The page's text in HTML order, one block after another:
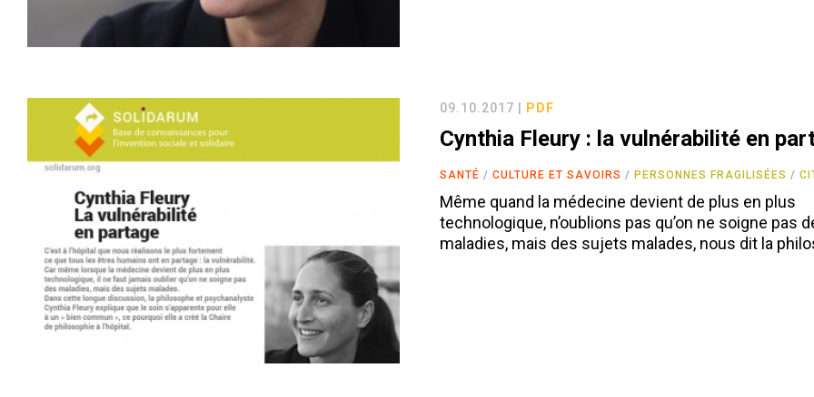
09.10.2017 | PDF
Cynthia Fleury : la vulnérabilité en
SANTÉ CULTURE ET SAVOIRS PERSONNES FRAGILISÉES
Même quand la médecine devient de plus en plus
technologique, n’oublions pas qu’on ne soigne pas
maladies, mais des sujets malades, nous dit la